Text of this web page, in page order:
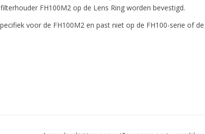
FH100M2 op de Lens Ring worden bevestigd.
voor de FH100M2 en past niet op de FH100-serie of de